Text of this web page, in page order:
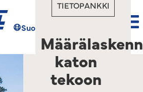
Suomi
TIETOPANKKI
katon
tekoon